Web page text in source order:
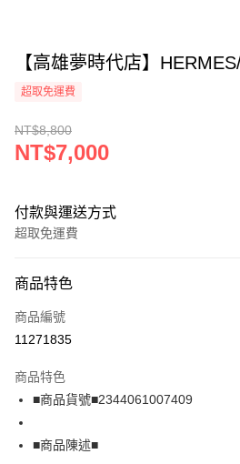
【高雄夢時代店】
超取免運費
NT$8,800
NT$7,000
付款與運送方式
超取免運費
信用卡一次付款
超商取貨付款
Apple Pay
街口支付
商品特色
商品編號
11271835
商品特色
■商品貨號■2344061007409
■商品陳述■